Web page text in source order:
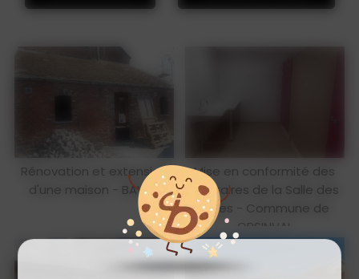
Rénovation et extension
d'une maison - BAVAY
Mise en conformité des
sanitaires de la Salle des
Fêtes - Commune de
ORSINVAL